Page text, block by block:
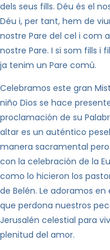
dels seus fills. Déu és el
Déu i, per tant, hem de
nostre Pare del cel i com
nostre Pare. I si som fills i
ja tenim un Pare comú.
Celebramos este gran
niño Dios se hace
proclamación de su
altar es un auténtico
manera sacramental
con la celebración de la
como lo hicieron los
de Belén. Le adoramos
que perdona nuestros
Jerusalén celestial para
plenitud del amor.